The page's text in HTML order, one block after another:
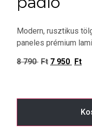
Modern, rusztikus
paneles prémium
8 790 Ft 7 950 Ft